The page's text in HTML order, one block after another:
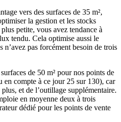
vers des surfaces de 35 m²,
la gestion et les stocks
petite, vous avez tendance à
tendu. Cela optimise aussi le
n’avez pas forcément besoin de trois
de 50 m² pour nos points de
en compte à ce jour 25 sur 130), car
et de l’outillage supplémentaire.
en moyenne deux à trois
dédié pour les points de vente